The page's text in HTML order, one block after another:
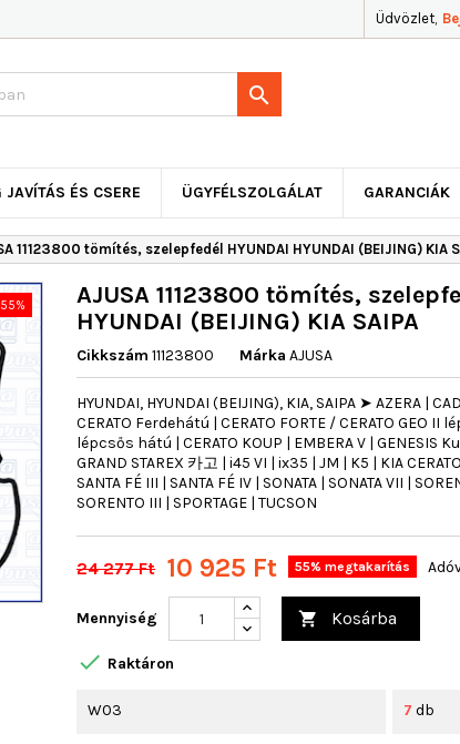
Üdvözlet,

JAVÍTÁS ÉS CSERE ÜGYFÉLSZOLGÁLAT GARANCIÁK
11123800 tömítés, szelepfedél HYUNDAI HYUNDAI (BEIJING) KIA
AJUSA 11123800 tömítés,
HYUNDAI (BEIJING) KIA SAIPA
Cikkszám 11123800 Márka AJUSA
HYUNDAI, HYUNDAI (BEIJING), KIA, SAIPA ➤ AZERA |
CERATO Ferdehátú | CERATO FORTE / CERATO GEO II
lépcsős hátú | CERATO KOUP | EMBERA V | GENESIS
GRAND STAREX 카고 | i45 VI | ix35 | JM | K5 | KIA
SANTA FÉ III | SANTA FÉ IV | SONATA | SONATA VII |
SORENTO III | SPORTAGE | TUCSON
24 277 Ft 10 925 Ft 55% megtakarítás
Mennyiség  Kosárba
 Raktáron
W03 7 db